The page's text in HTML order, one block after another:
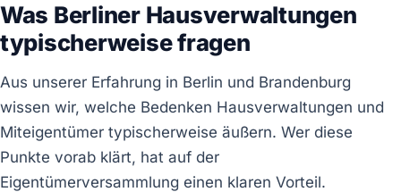
Was Berliner Hausverwaltungen
typischerweise fragen
Aus unserer Erfahrung in Berlin und Brandenburg
wissen wir, welche Bedenken Hausverwaltungen und
Miteigentümer typischerweise äußern. Wer diese
Punkte vorab klärt, hat auf der
Eigentümerversammlung einen klaren Vorteil.